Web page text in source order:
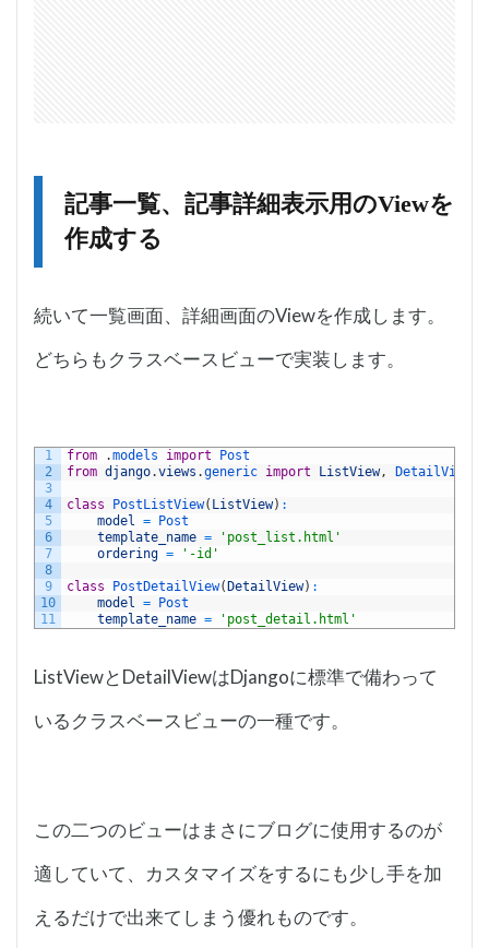
記事一覧、記事詳細表示用のViewを
作成する
続いて一覧画面、詳細画面のViewを作成します。
どちらもクラスベースビューで実装します。
1
2
3
4
5
6
7
8
9
10
11
from .models import
Post
from django.views .generic import ListView, DetailView
class PostListView( ListView) :
model =
Post
template_name =
'post_list.html'
ordering = '-id'
class PostDetailView( DetailView) :
model =
Post
template_name = 'post_detail.html'
ListViewとDetailViewはDjangoに標準で備わって
いるクラスベースビューの一種です。
この二つのビューはまさにブログに使用するのが
適していて、カスタマイズをするにも少し手を加
えるだけで出来てしまう優れものです。